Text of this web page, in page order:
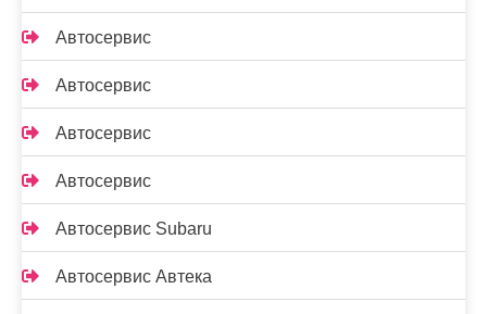
Автосервис
Автосервис
Автосервис
Автосервис
Автосервис Subaru
Автосервис Автека